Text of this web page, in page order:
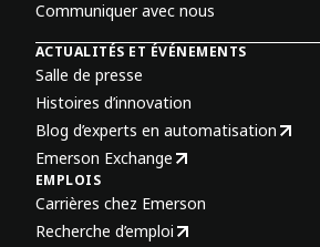
Communiquer avec nous
ACTUALITÉS ET ÉVÉNEMENTS
Salle de presse
Histoires d’innovation
Blog d’experts en automatisation
Emerson Exchange
EMPLOIS
Carrières chez Emerson
Recherche d’emploi